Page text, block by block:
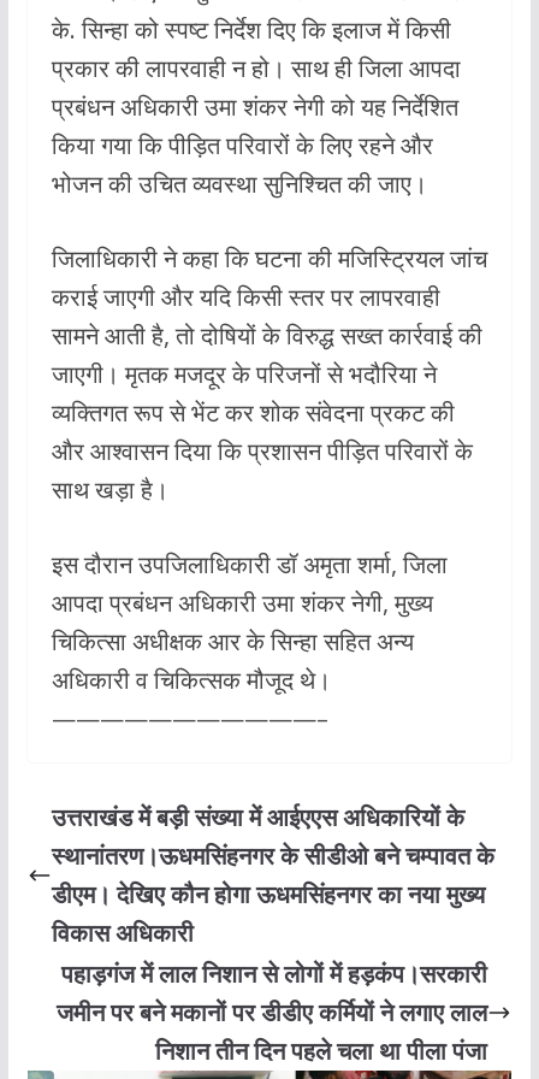
के. सिन्हा को स्पष्ट निर्देश दिए कि इलाज में किसी
प्रकार की लापरवाही न हो। साथ ही जिला आपदा
प्रबंधन अधिकारी उमा शंकर नेगी को यह निर्देशित
किया गया कि पीड़ित परिवारों के लिए रहने और
भोजन की उचित व्यवस्था सुनिश्चित की जाए।
जिलाधिकारी ने कहा कि घटना की मजिस्ट्रियल जांच
कराई जाएगी और यदि किसी स्तर पर लापरवाही
सामने आती है, तो दोषियों के विरुद्ध सख्त कार्रवाई की
जाएगी। मृतक मजदूर के परिजनों से भदौरिया ने
व्यक्तिगत रूप से भेंट कर शोक संवेदना प्रकट की
और आश्वासन दिया कि प्रशासन पीड़ित परिवारों के
साथ खड़ा है।
इस दौरान उपजिलाधिकारी डॉ अमृता शर्मा, जिला
आपदा प्रबंधन अधिकारी उमा शंकर नेगी, मुख्य
चिकित्सा अधीक्षक आर के सिन्हा सहित अन्य
अधिकारी व चिकित्सक मौजूद थे।
———————————–
उत्तराखंड में बड़ी संख्या में आईएएस अधिकारियों के
स्थानांतरण।ऊधमसिंहनगर के सीडीओ बने चम्पावत के
डीएम। देखिए कौन होगा ऊधमसिंहनगर का नया मुख्य
विकास अधिकारी
पहाड़गंज में लाल निशान से लोगों में हड़कंप।सरकारी
जमीन पर बने मकानों पर डीडीए कर्मियों ने लगाए लाल
निशान तीन दिन पहले चला था पीला पंजा